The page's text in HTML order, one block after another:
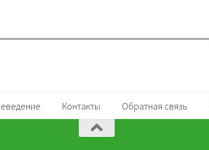
Контакты Обратная связь